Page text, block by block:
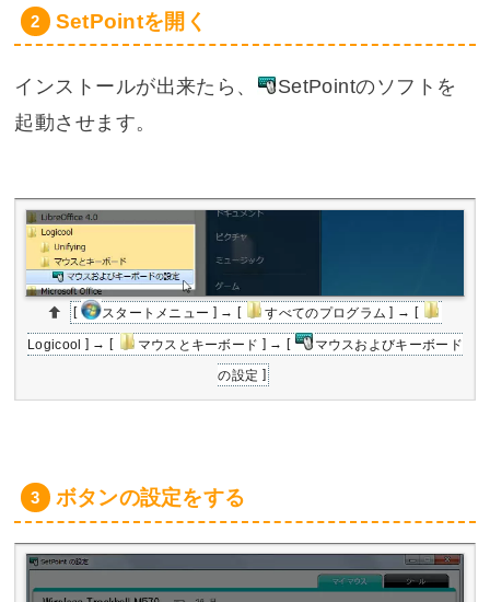
SetPointを開く
インストールが出来たら、 SetPointのソフトを
起動させます。
スタートメニュー ] → [ すべてのプログラム ] → [
Logicool ] → [ マウスとキーボード ] → [ マウスおよびキーボード
の設定
ボタンの設定をする